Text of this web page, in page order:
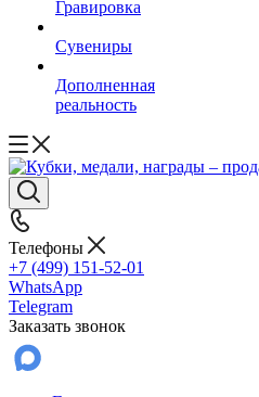
Гравировка
Сувениры
Дополненная
реальность
Телефоны
+7 (499) 151-52-01
WhatsApp
Telegram
Заказать звонок